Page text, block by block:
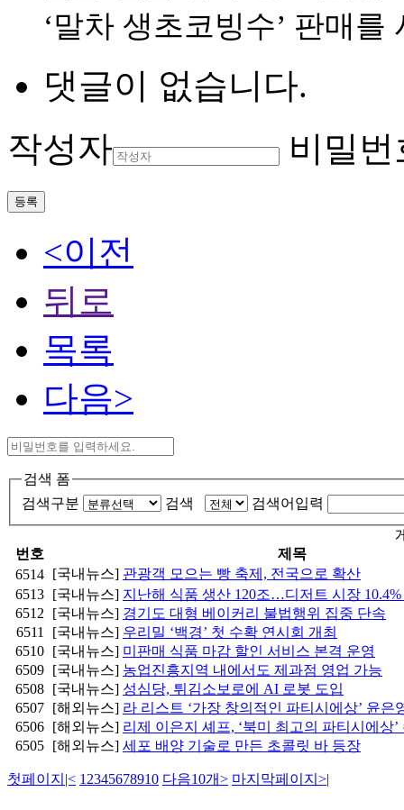
‘말차 생초코빙수’ 판매를
댓글이 없습니다.
작성자
비밀번
등록
<이전
뒤로
목록
다음>
검색 폼
검색구분
검색 검색어입력
번호
제목
6514 [국내뉴스] 관광객 모으는 빵 축제, 전국으로 확산
6513 [국내뉴스] 지난해 식품 생산 120조…디저트 시장
6512
[국내뉴스] 경기도 대형 베이커리 불법행위 집중 단속
6511
[국내뉴스] 우리밀 ‘백경’ 첫 수확 연시회 개최
6510 [국내뉴스] 미판매 식품 마감 할인 서비스 본격 운영
6509 [국내뉴스] 농업진흥지역 내에서도 제과점 영업 가능
6508 [국내뉴스] 성심당, 튀김소보로에 AI 로봇 도입
6507 [해외뉴스] 라 리스트 ‘가장 창의적인 파티시에상’ 윤은
6506 [해외뉴스] 리제 이은지 셰프, ‘북미 최고의 파티시에상’
6505 [해외뉴스] 세포 배양 기술로 만든 초콜릿 바 등장
첫페이지 |< 1 2345678910 다음10개> 마지막페이지 >|